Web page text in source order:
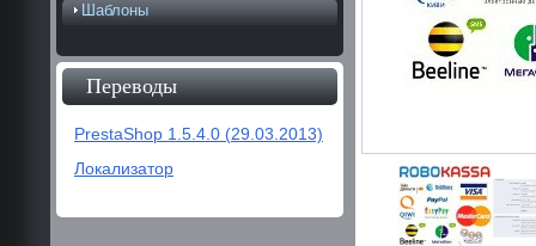
Шаблоны
Переводы
PrestaShop 1.5.4.0 (29.03.2013)
Локализатор